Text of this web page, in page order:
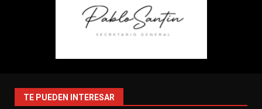
TE PUEDEN INTERESAR